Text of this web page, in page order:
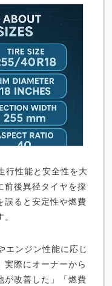
行性能と安全性を大
前後異径タイヤを採
誤ると安定性や燃費
エンジン性能に応じ
実際にオーナーから
が改善した」「燃費